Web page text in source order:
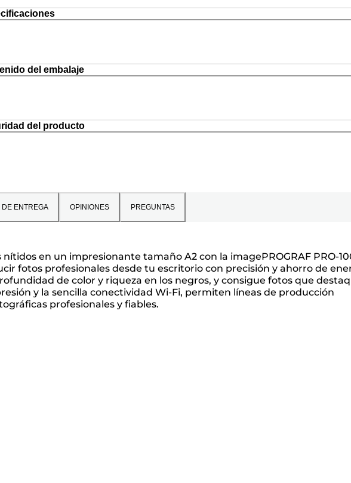
del embalaje
del producto
ENTREGA OPINIONES PREGUNTAS
en un impresionante tamaño A2 con la imagePROGRAF PRO-
fotos profesionales desde tu escritorio con precisión y ahorro de
de color y riqueza en los negros, y consigue fotos que
y la sencilla conectividad Wi-Fi, permiten líneas de producción
profesionales y fiables.